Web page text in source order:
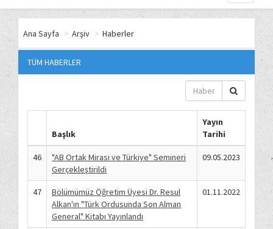
Ana Sayfa > Arşiv > Haberler
TÜM HABERLER
Başlık
Yayın
Tarihi
46
"AB Ortak Mirası ve Türkiye" Semineri
Gerçekleştirildi
09.05.2023
47
Bölümümüz Öğretim Üyesi Dr. Resul
Alkan'ın "Türk Ordusunda Son Alman
General" Kitabı Yayınlandı
01.11.2022